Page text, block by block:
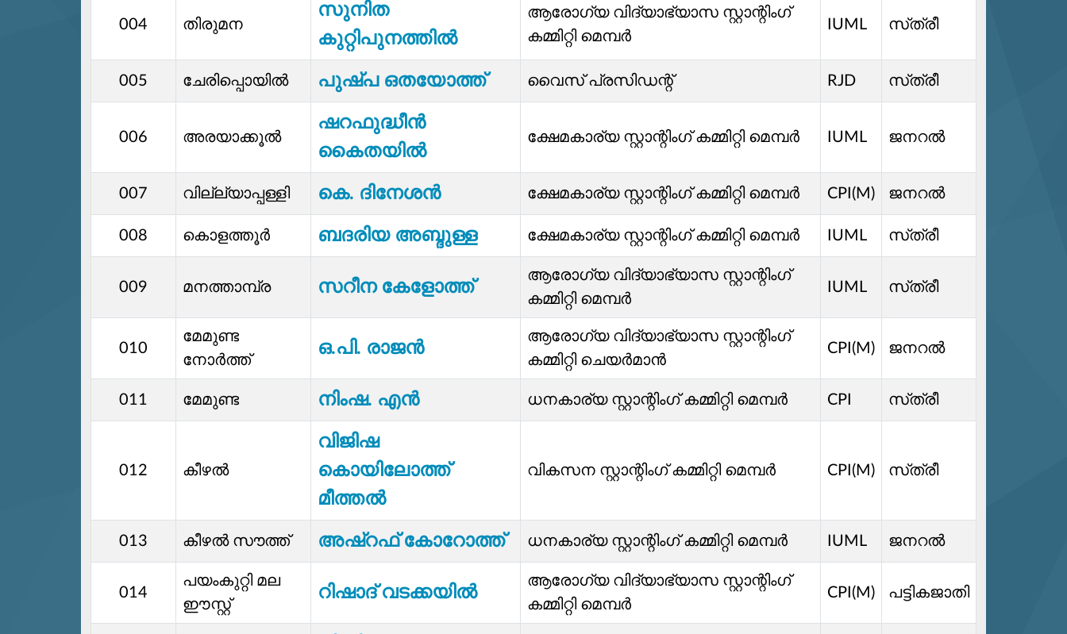
004 തിരുമന
സുനിത
കുറ്റിപുനത്തിൽ
ആരോഗ്യ വിദ്യാഭ്യാസ സ്റ്റാന്റിംഗ്
കമ്മിറ്റി മെമ്പർ
IUML സ്‌ത്രീ
005 ചേരിപ്പൊയിൽ പുഷ്പ ഒതയോത്ത് വൈസ് പ്രസിഡന്റ്‌ RJD സ്‌ത്രീ
006 അരയാക്കൂൽ
ഷറഫുദ്ധീൻ
കൈതയിൽ
ക്ഷേമകാര്യ സ്റ്റാന്റിംഗ് കമ്മിറ്റി മെമ്പർ IUML ജനറൽ
007 വില്ല്യാപ്പള്ളി കെ. ദിനേശൻ ക്ഷേമകാര്യ സ്റ്റാന്റിംഗ് കമ്മിറ്റി മെമ്പർ CPI(M) ജനറൽ
008 കൊളത്തൂർ ബദരിയ അബ്ദുള്ള ക്ഷേമകാര്യ സ്റ്റാന്റിംഗ് കമ്മിറ്റി മെമ്പർ IUML സ്‌ത്രീ
009 മനത്താമ്പ്ര സറീന കേളോത്ത്
ആരോഗ്യ വിദ്യാഭ്യാസ സ്റ്റാന്റിംഗ്
കമ്മിറ്റി മെമ്പർ
IUML സ്‌ത്രീ
010
മേമുണ്ട
നോർത്ത്
ഒ.പി. രാജൻ
ആരോഗ്യ വിദ്യാഭ്യാസ സ്റ്റാന്റിംഗ്
കമ്മിറ്റി ചെയർമാൻ
CPI(M) ജനറൽ
011 മേമുണ്ട നിംഷ. എൻ ധനകാര്യ സ്റ്റാന്റിംഗ് കമ്മിറ്റി മെമ്പർ CPI സ്‌ത്രീ
012 കീഴൽ
വിജിഷ
കൊയിലോത്ത്
മീത്തൽ
വികസന സ്റ്റാന്റിംഗ് കമ്മിറ്റി മെമ്പർ CPI(M) സ്‌ത്രീ
013 കീഴൽ സൗത്ത് അഷ്‌റഫ് കോറോത്ത് ധനകാര്യ സ്റ്റാന്റിംഗ് കമ്മിറ്റി മെമ്പർ IUML ജനറൽ
014
പയംകുറ്റി മല
ഈസ്റ്റ്
റിഷാദ് വടക്കയിൽ
ആരോഗ്യ വിദ്യാഭ്യാസ സ്റ്റാന്റിംഗ്
കമ്മിറ്റി മെമ്പർ
CPI(M) പട്ടികജാതി